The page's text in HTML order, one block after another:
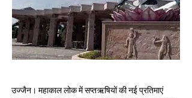
उज्जैन। महाकाल लोक में सप्तऋषियों की नई प्रतिमाएं